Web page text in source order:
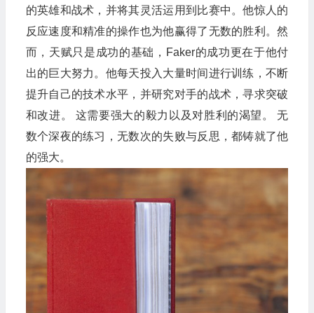
的英雄和战术，并将其灵活运用到比赛中。他惊人的
反应速度和精准的操作也为他赢得了无数的胜利。然
而，天赋只是成功的基础，Faker的成功更在于他付
出的巨大努力。他每天投入大量时间进行训练，不断
提升自己的技术水平，并研究对手的战术，寻求突破
和改进。 这需要强大的毅力以及对胜利的渴望。 无
数个深夜的练习，无数次的失败与反思，都铸就了他
的强大。